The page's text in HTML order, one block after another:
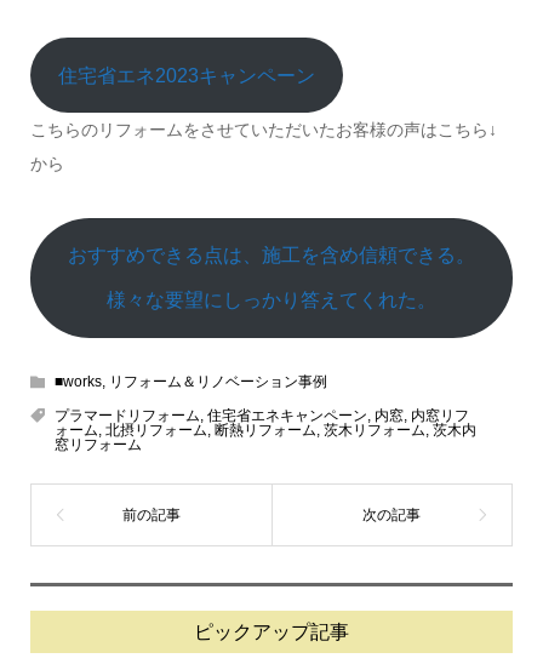
住宅省エネ2023キャンペーン
こちらのリフォームをさせていただいたお客様の声はこちら↓
から
おすすめできる点は、施工を含め信頼できる。
様々な要望にしっかり答えてくれた。
■works, リフォーム＆リノベーション事例
プラマードリフォーム 住宅省エネキャンペーン 内窓, 内窓リフ
ォーム 北摂リフォーム 断熱リフォーム 茨木リフォーム 茨木内
窓リフォーム
ピックアップ記事